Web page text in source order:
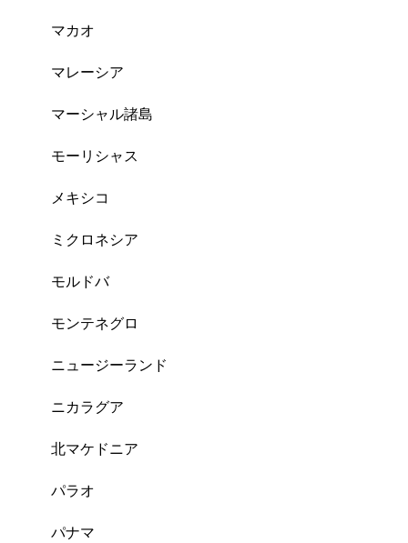
マカオ
マレーシア
マーシャル諸島
モーリシャス
メキシコ
ミクロネシア
モルドバ
モンテネグロ
ニュージーランド
ニカラグア
北マケドニア
パラオ
パナマ